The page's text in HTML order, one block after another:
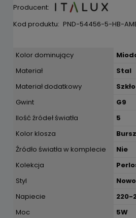
Producent:
Kod produktu: PND-54456-5-HB-
Kolor dominujący
Materiał
Stal
Materiał dodatkowy
Szkło
Gwint
G9
Ilość źródeł światła
5
Kolor klosza
Źródło światła w komplecie
Nie
Kolekcja
Styl
Napiecie
220-
Moc
5W